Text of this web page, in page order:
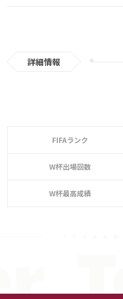
メキシコ
オーストラリア
酒井 宏樹
板倉 滉
詳細情報
FIFAランク
W杯出場回数
W杯最高成績